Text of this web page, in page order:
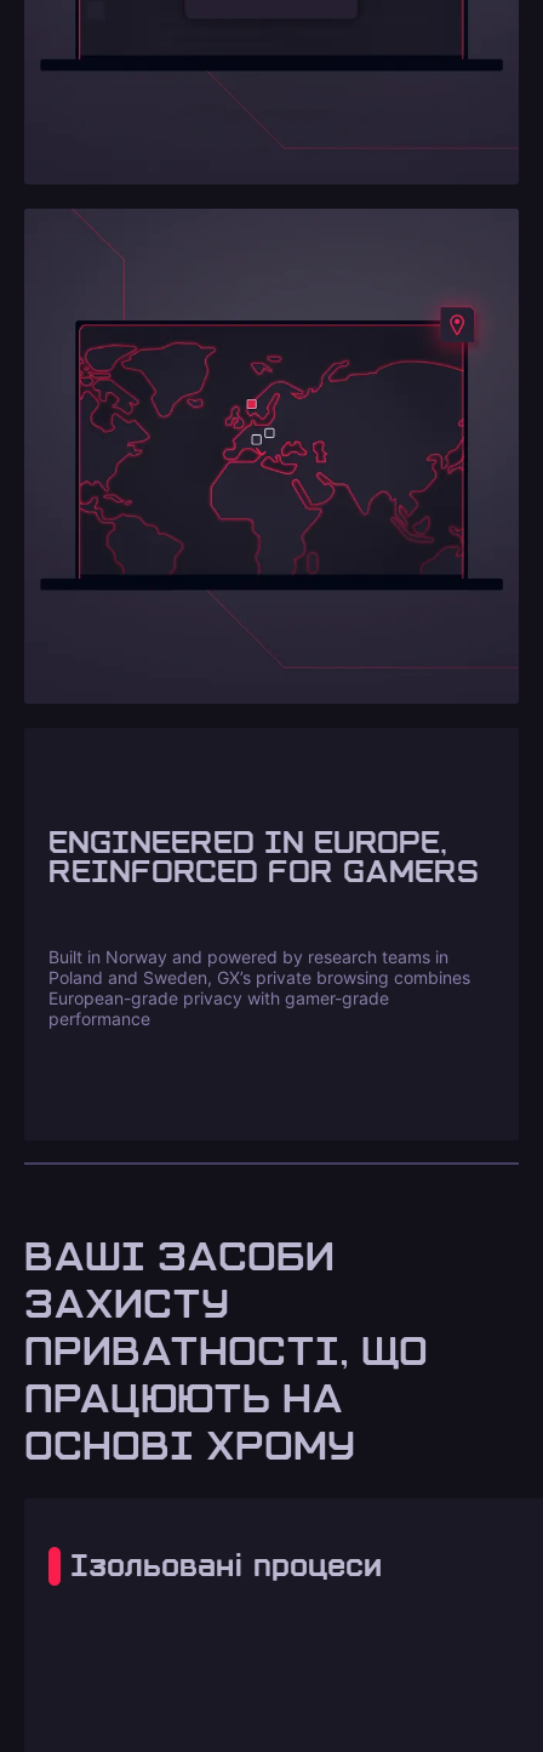
ENGINEERED IN EUROPE,
REINFORCED FOR GAMERS
Built in Norway and powered by research teams in
Poland and Sweden, GX’s private browsing combines
European-grade privacy with gamer-grade
performance
ВАШІ ЗАСОБИ
ЗАХИСТУ
ПРИВАТНОСТІ, ЩО
ПРАЦЮЮТЬ НА
ОСНОВІ ХРОМУ
Ізольовані процеси